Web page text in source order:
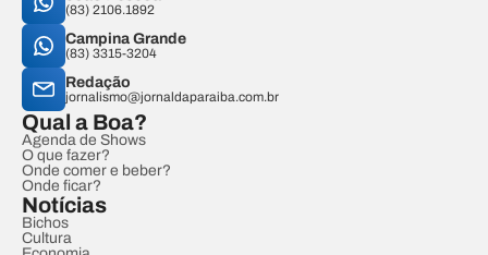
(83) 2106.1892
Campina Grande
(83) 3315-3204
Redação
jornalismo@jornaldaparaiba.com.br
Qual a Boa?
Agenda de Shows
O que fazer?
Onde comer e beber?
Onde ficar?
Notícias
Bichos
Cultura